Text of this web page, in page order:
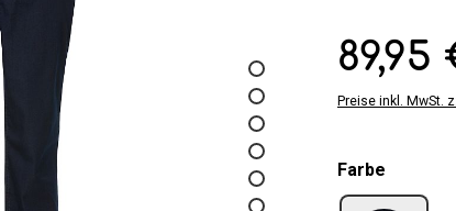
Regulärer Preis:
89,95
Preise inkl. MwSt.
Farbe